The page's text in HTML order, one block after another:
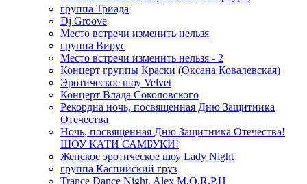
группа Триада
Dj Groove
Место встречи изменить нельзя
группа Вирус
Место встречи изменить нельзя - 2
Концерт группы Краски (Оксана Ковалевская)
Эротическое шоу Velvet
Концерт Влада Соколовского
Рекордна ночь, посвященная Дню Защитника
Отечества
Ночь, посвященная Дню Защитника Отечества!
ШОУ КАТИ САМБУКИ!
Женское эротическое шоу Lady Night
группа Каспийский груз
Trance Dance Night. Alex M.O.R.P.H